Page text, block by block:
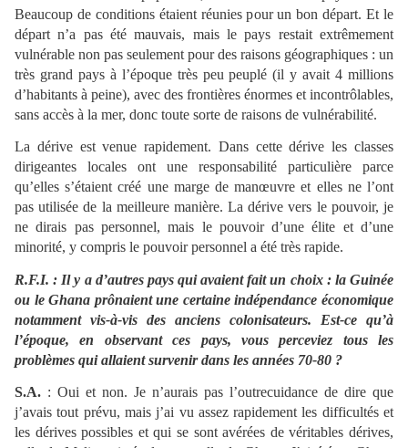
Beaucoup de conditions étaient réunies pour un bon départ. Et le
départ n’a pas été mauvais, mais le pays restait extrêmement
vulnérable non pas seulement pour des raisons géographiques : un
très grand pays à l’époque très peu peuplé (il y avait 4 millions
d’habitants à peine), avec des frontières énormes et incontrôlables,
sans accès à la mer, donc toute sorte de raisons de vulnérabilité.
La dérive est venue rapidement. Dans cette dérive les classes
dirigeantes locales ont une responsabilité particulière parce
qu’elles s’étaient créé une marge de manœuvre et elles ne l’ont
pas utilisée de la meilleure manière. La dérive vers le pouvoir, je
ne dirais pas personnel, mais le pouvoir d’une élite et d’une
minorité, y compris le pouvoir personnel a été très rapide.
R.F.I. : Il y a d’autres pays qui avaient fait un choix : la Guinée
ou le Ghana prônaient une certaine indépendance économique
notamment vis-à-vis des anciens colonisateurs. Est-ce qu’à
l’époque, en observant ces pays, vous perceviez tous les
problèmes qui allaient survenir dans les années 70-80 ?
S.A. : Oui et non. Je n’aurais pas l’outrecuidance de dire que
j’avais tout prévu, mais j’ai vu assez rapidement les difficultés et
les dérives possibles et qui se sont avérées de véritables dérives,